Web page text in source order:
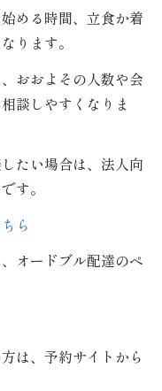
める時間、立食か着
ります。
おおよその人数や会
談しやすくなりま
たい場合は、法人向
す。
ら
オードブル配達のペ
は、予約サイトから